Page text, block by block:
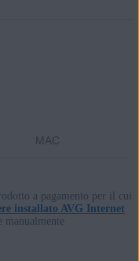
MAC
a pagamento per il cui
installato AVG Internet
manualmente